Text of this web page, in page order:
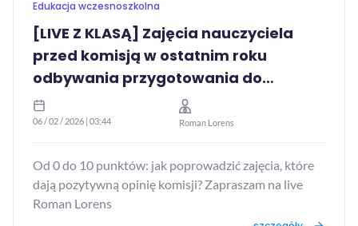
Edukacja wczesnoszkolna
[LIVE Z KLASĄ] Zajęcia nauczyciela
przed komisją w ostatnim roku
odbywania przygotowania do
zawodu
06 / 02 / 2026 | 03:44 Roman Lorens
Od 0 do 10 punktów: jak poprowadzić zajęcia, które
dają pozytywną opinię komisji? Zapraszam na live
Roman Lorens